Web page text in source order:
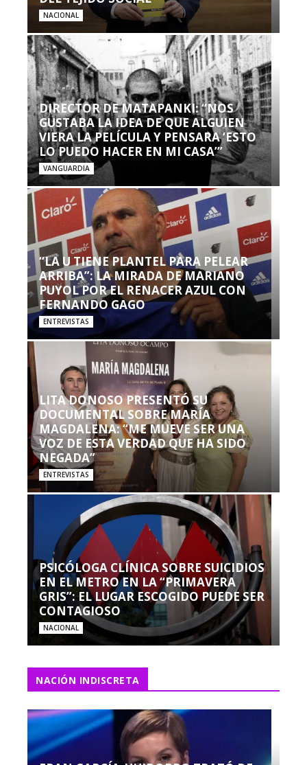
NACIONAL
DIRECTOR DE MATAPANKI: “NOS
GUSTABA LA IDEA DE QUE ALGUIEN
VIERA LA PELÍCULA Y PENSARA ‘ESTO
LO PUEDO HACER EN MI CASA’”
VANGUARDIA
“LA U TIENE PLANTEL PARA PELEAR
ARRIBA”: LA MIRADA DE MARIANO
PUYOL POR EL RENACER AZUL CON
FERNANDO GAGO
ENTREVISTAS
LITA DONOSO PRESENTÓ SU
DOCUMENTAL SOBRE MARÍA
MAGDALENA: “ME MUEVE SER UNA
VOZ DE ESTA VERDAD QUE HA SIDO
NEGADA”
ENTREVISTAS
PSICÓLOGA CLÍNICA SOBRE SUICIDIOS
EN EL METRO EN LA “PRIMAVERA
GRIS”: EL LUGAR ESCOGIDO PUEDE SER
CONTAGIOSO
NACIONAL
NACIÓN INDISCRETA